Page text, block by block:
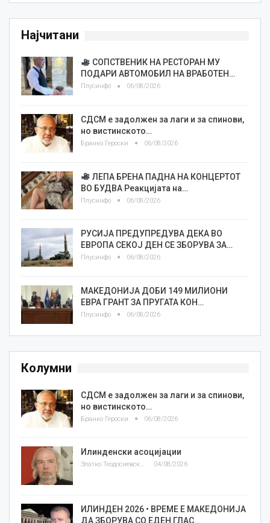
Најчитани
СОПСТВЕНИК НА РЕСТОРАН МУ
ПОДАРИ АВТОМОБИЛ НА ВРАБОТЕН…
Плусинфо 06/08/2026
СДСМ е задолжен за лаги и за спинови,
но вистинското…
Бранко Героски 06/08/2026
ЛЕПА БРЕНА ПАДНА НА КОНЦЕРТОТ
ВО БУДВА Реакцијата на…
Плусинфо 06/08/2026
РУСИЈА ПРЕДУПРЕДУВА ДЕКА ВО
ЕВРОПА СЕКОЈ ДЕН СЕ ЗБОРУВА ЗА…
Плусинфо 06/08/2026
МАКЕДОНИЈА ДОБИ 149 МИЛИОНИ
ЕВРА ГРАНТ ЗА ПРУГАТА КОН…
Плусинфо 06/08/2026
Колумни
СДСМ е задолжен за лаги и за спинови,
но вистинското…
Бранко Героски 06/08/2026
Илинденски асоцијации
Златко Теодосиевски 04/08/2026
ИЛИНДЕН 2026 • ВРЕМЕ Е МАКЕДОНИЈА
ДА ЗБОРУВА СО ЕДЕН ГЛАС…